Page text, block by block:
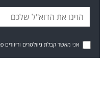
אני מאשר קבלת ניוזלטרים ודיוורים